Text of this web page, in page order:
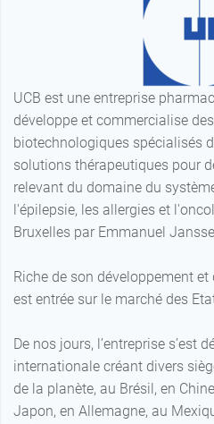
UCB est une entreprise
développe et commercialise
biotechnologiques spécialisés
solutions thérapeutiques pour
relevant du domaine du
l'épilepsie, les allergies et
Bruxelles par Emmanuel
Riche de son développement
est entrée sur le marché des
De nos jours, l’entreprise s’est
internationale créant divers
de la planète, au Brésil, en
Japon, en Allemagne, au